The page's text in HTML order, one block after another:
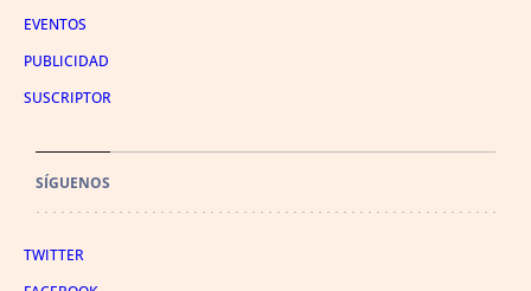
EVENTOS
PUBLICIDAD
SUSCRIPTOR
SÍGUENOS
TWITTER